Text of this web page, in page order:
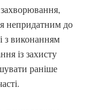
непридатним до
з виконанням
із захисту
раніше